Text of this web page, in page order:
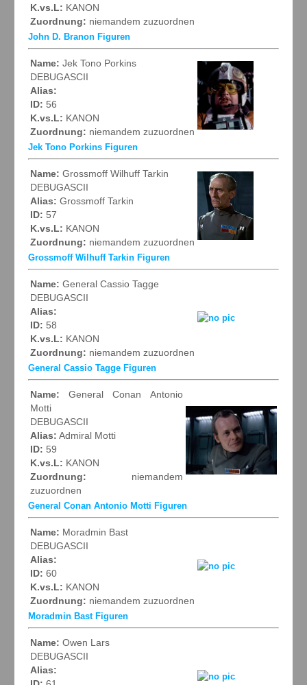
K.vs.L: KANON
Zuordnung: niemandem zuzuordnen
John D. Branon Figuren
Name: Jek Tono Porkins
DEBUGASCII
Alias:
ID: 56
K.vs.L: KANON
Zuordnung: niemandem zuzuordnen
Jek Tono Porkins Figuren
Name: Grossmoff Wilhuff Tarkin
DEBUGASCII
Alias: Grossmoff Tarkin
ID: 57
K.vs.L: KANON
Zuordnung: niemandem zuzuordnen
Grossmoff Wilhuff Tarkin Figuren
Name: General Cassio Tagge
DEBUGASCII
Alias:
ID: 58
K.vs.L: KANON
Zuordnung: niemandem zuzuordnen
General Cassio Tagge Figuren
Name: General Conan Antonio
Motti
DEBUGASCII
Alias: Admiral Motti
ID: 59
K.vs.L: KANON
Zuordnung: niemandem
zuzuordnen
General Conan Antonio Motti Figuren
Name: Moradmin Bast
DEBUGASCII
Alias:
ID: 60
K.vs.L: KANON
Zuordnung: niemandem zuzuordnen
Moradmin Bast Figuren
Name: Owen Lars
DEBUGASCII
Alias: